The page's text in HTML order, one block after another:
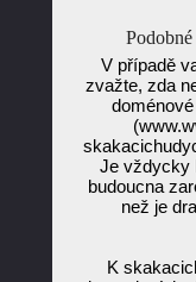
V případě
zvažte, zda
Je vždycky
budoucna
než je
K